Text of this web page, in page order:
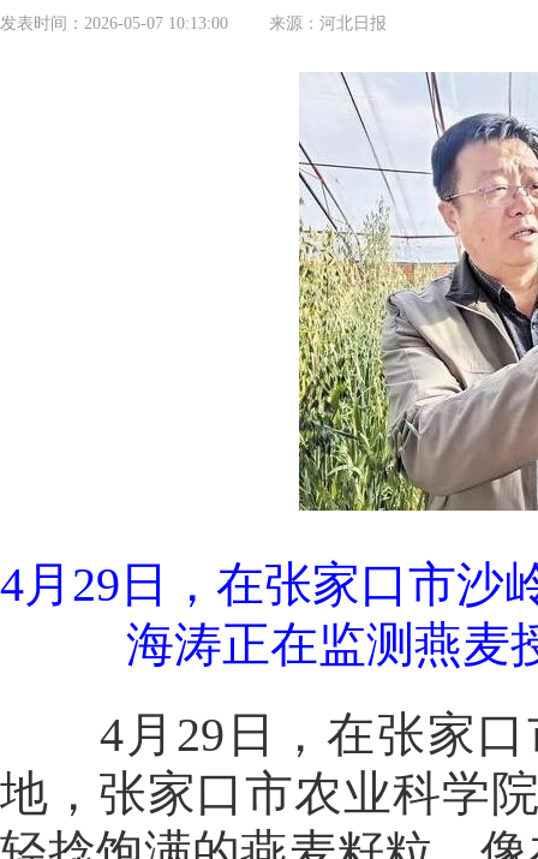
发表时间： 2026-05-07 10:13:00 来源： 河北日报
4月29日，在张家口市沙
海涛正在监测燕麦
4月29日，在张家口
地，张家口市农业科学